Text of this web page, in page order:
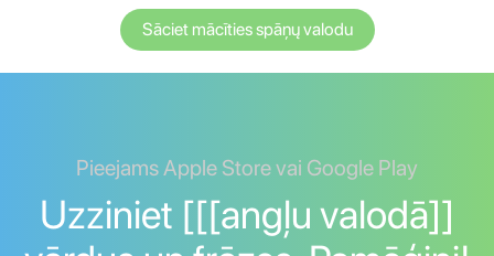
Sāciet mācīties spāņų valodu
Pieejams Apple Store vai Google Play
Uzziniet [[[angļu valodā]]